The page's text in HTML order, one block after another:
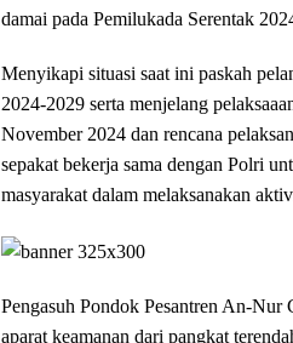
damai pada Pemilukada Serentak
Menyikapi situasi saat ini paskah
2024-2029 serta menjelang
November 2024 dan rencana
sepakat bekerja sama dengan Polri
masyarakat dalam melaksanakan
Pengasuh Pondok Pesantren An-Nur
aparat keamanan dari pangkat